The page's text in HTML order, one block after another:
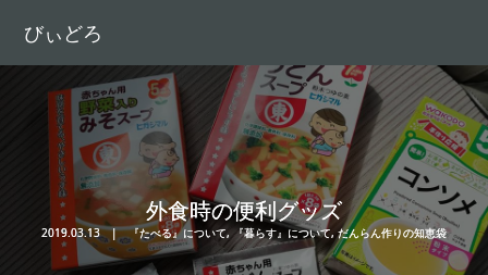
びぃどろ
外食時の便利グッズ
2019.03.13 『たべる』について, 『暮らす』について,だんらん作りの知恵袋